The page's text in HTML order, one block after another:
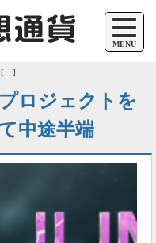
MENU
[…]
ロジェクトを
中途半端